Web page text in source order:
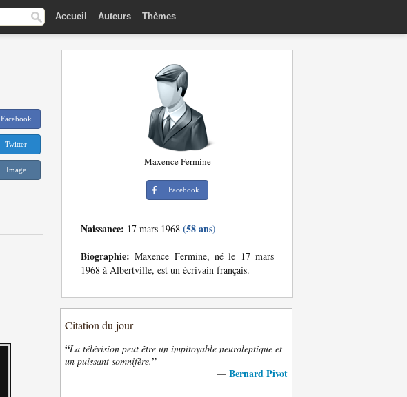
Accueil Auteurs Thèmes
Facebook
Twitter
Image
Maxence Fermine
Facebook
Naissance: 17 mars 1968 (58 ans)
Biographie: Maxence Fermine, né le 17 mars
1968 à Albertville, est un écrivain français.
Citation du jour
“La télévision peut être un impitoyable neuroleptique et
un puissant somnifère.”
— Bernard Pivot